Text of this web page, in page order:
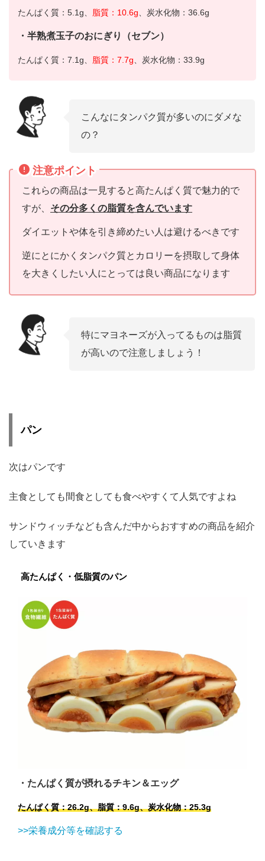
たんぱく質：5.1g、 脂質：10.6g、炭水化物：36.6g
・半熟煮玉子のおにぎり（セブン）
たんぱく質：7.1g、 脂質：7.7g、炭水化物：33.9g
こんなにタンパク質が多いのにダメな
の？
注意ポイント
これらの商品は一見すると高たんぱく質で魅力的で
すが、 その分多くの脂質を含んでいます
ダイエットや体を引き締めたい人は避けるべきです
逆にとにかくタンパク質とカロリーを摂取して身体
を大きくしたい人にとっては良い商品になります
特にマヨネーズが入ってるものは脂質
が高いので注意しましょう！
パン
次はパンです
主食としても間食としても食べやすくて人気ですよね
サンドウィッチなども含んだ中からおすすめの商品を紹介
していきます
高たんぱく・低脂質のパン
・たんぱく質が摂れるチキン＆エッグ
たんぱく質：26.2g、脂質：9.6g、炭水化物：25.3g
>>栄養成分等を確認する